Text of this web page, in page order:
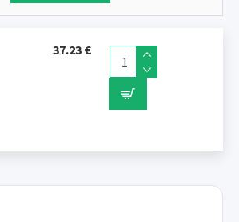
37.23 €
APSAUGA DĖMĖS sistema
antialerginio silikono.
ir pagalvę galima nuimti užtrauktukais ir